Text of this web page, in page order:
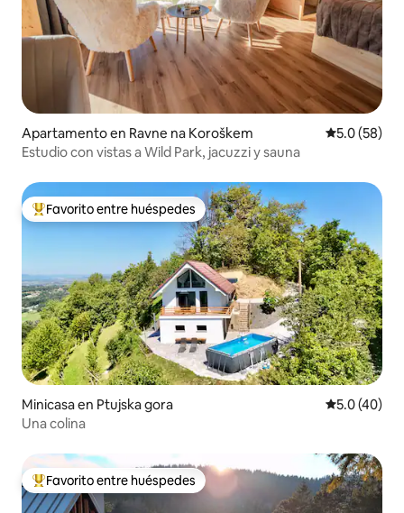
Apartamento en Ravne na Koroškem Calificación
5.0 (58)
Estudio con vistas a Wild Park, jacuzzi y sauna
Favorito entre huéspedes preferido
Favorito entre huéspedes
Minicasa en Ptujska gora Calificación
5.0 (40)
Una colina
Favorito entre huéspedes preferido
Favorito entre huéspedes